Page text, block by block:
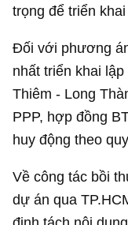
trọng để triển
Đối với phương
nhất triển khai
Thiêm - Long
PPP, hợp đồng
huy động theo
Về công tác bồi
dự án qua